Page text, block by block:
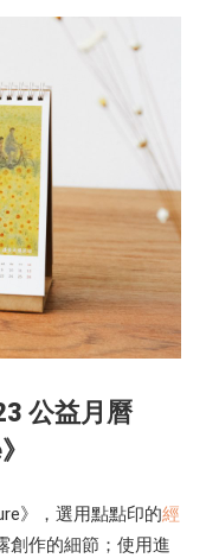
公益月曆
》，選用點點印的經
創作的細節；使用進